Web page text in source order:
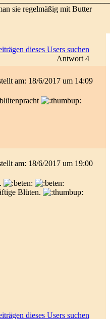
sie regelmäßig mit Butter
Antwort 4
am: 18/6/2017 um 14:09
am: 18/6/2017 um 19:00
Blüten.